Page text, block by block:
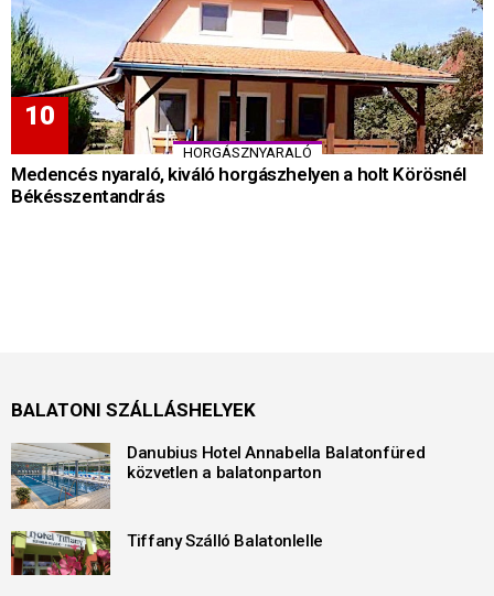
HORGÁSZNYARALÓ
Medencés nyaraló, kiváló horgászhelyen a holt Körösnél
Békésszentandrás
BALATONI SZÁLLÁSHELYEK
Danubius Hotel Annabella Balatonfüred
közvetlen a balatonparton
Tiffany Szálló Balatonlelle